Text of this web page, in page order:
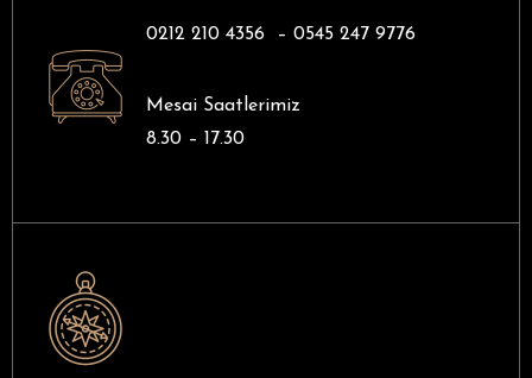
0212 210 4356 – 0545 247 9776
Mesai Saatlerimiz
8.30 – 17.30